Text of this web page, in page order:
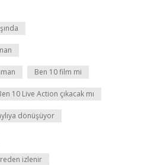
Ben 10 film mi
10 Live Action çıkacak mı
dönüşüyor
izlenir